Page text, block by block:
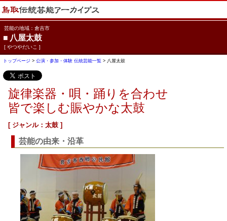
芸能の地域：倉吉市
■ 八屋太鼓
[ やつやだいこ ]
トップページ > 公演・参加・体験 伝統芸能一覧 > 八屋太鼓
旋律楽器・唄・踊りを合わせ
皆で楽しむ賑やかな太鼓
[ ジャンル：太鼓 ]
芸能の由来・沿革